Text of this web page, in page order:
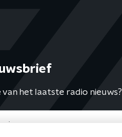
het laatste radio nieuws?